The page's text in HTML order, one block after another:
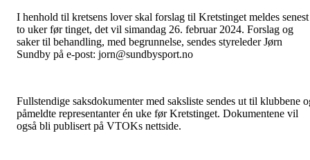
I henhold til kretsens lover skal forslag til Kretstinget meldes senest
to uker før tinget, det vil simandag 26. februar 2024. Forslag og
saker til behandling, med begrunnelse, sendes styreleder Jørn
Sundby på e-post: jorn@sundbysport.no
Fullstendige saksdokumenter med saksliste sendes ut til klubbene
påmeldte representanter én uke før Kretstinget. Dokumentene vil
også bli publisert på VTOKs nettside.